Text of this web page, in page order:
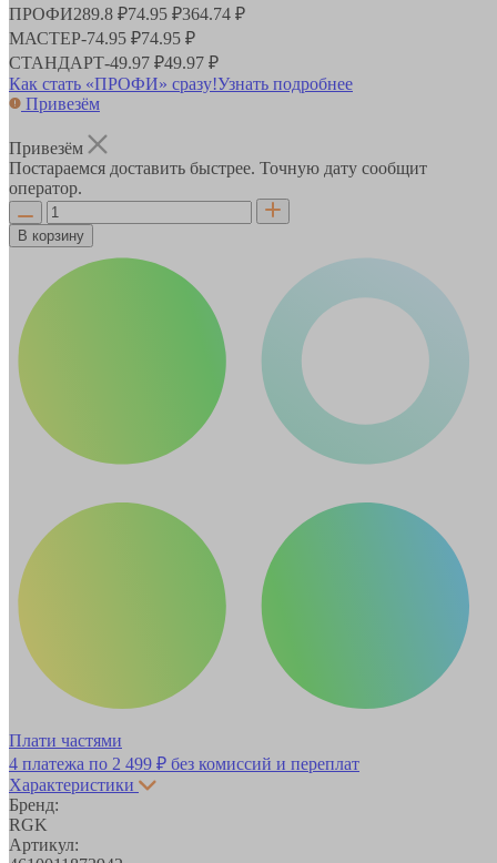
ПРОФИ289.8 ₽74.95 ₽364.74 ₽
МАСТЕР-74.95 ₽74.95 ₽
СТАНДАРТ-49.97 ₽49.97 ₽
Как стать «ПРОФИ» сразу!Узнать подробнее
Привезём
Привезём
Постараемся доставить быстрее. Точную дату сообщит
оператор.
В корзину
Плати частями
4 платежа по 2 499 ₽ без комиссий и переплат
Характеристики
Бренд:
RGK
Артикул: